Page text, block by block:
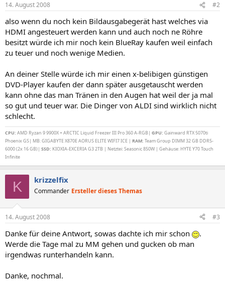
14. August 2008 #2
also wenn du noch kein Bildausgabegerät hast welches via
HDMI angesteuert werden kann und auch noch ne Röhre
besitzt würde ich mir noch kein BlueRay kaufen weil einfach
zu teuer und noch wenige Medien.
An deiner Stelle würde ich mir einen x-belibigen günstigen
DVD-Player kaufen der dann später ausgetauscht werden
kann ohne das man Tränen in den Augen hat weil der ja mal
so gut und teuer war. Die Dinger von ALDI sind wirklich nicht
schlecht.
CPU: AMD Ryzan 9 9900X + ARCTIC Liquid Freezer III Pro 360 A-RGB| GPU: Gainward RTX 5070ti
Phoenix GS| MB: GIGABYTE X870E AORUS ELITE WIFI7 ICE | RAM: Team Group DIMM 32 GB DDR5-
6000 (2x 16 GB)| SSD: KIOXIA-EXCERIA G3 2TB | Netztei: Seasonic 850W | Gehäuse: HYTE Y70 Touch
Infinite
K krizzelfix
Commander Ersteller dieses Themas
14. August 2008 #3
Danke für deine Antwort, sowas dachte ich mir schon
.
Werde die Tage mal zu MM gehen und gucken ob man
irgendwas runterhandeln kann.
Danke, nochmal.